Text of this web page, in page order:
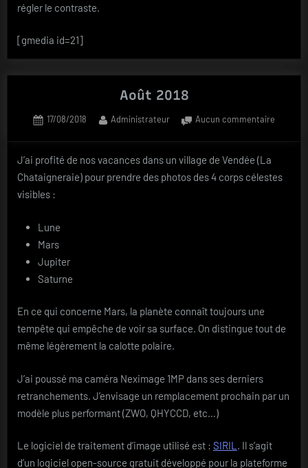
régler le contraste.
[gmedia id=21]
Août 2018
Posted
17/08/2018 By
Administrateur Aucun commentaire
Blog
J’ai profité de nos vacances dans un village de Vendée (La
Chataigneraie) pour prendre des photos des 4 corps célestes
visibles :
Lune
Mars
Jupiter
Saturne
En ce qui concerne Mars, la planète connaît toujours une
tempête qui empêche de voir sa surface. On distingue tout de
même légèrement la calotte polaire.
J’ai poussé ma caméra Neximage 1MP dans ses derniers
retranchements. J’envisage un remplacement prochain par un
modèle plus performant (ZWO, QHYCCD, etc…)
Le logiciel de traitement d’image utilisé est : SIRIL . Il s’agit
d’un logiciel open-source gratuit développé pour la plateforme